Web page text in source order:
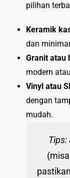
pilihan
Keramik
dan
Granit atau
modern
Vinyl atau
dengan
mudah.
Tips: